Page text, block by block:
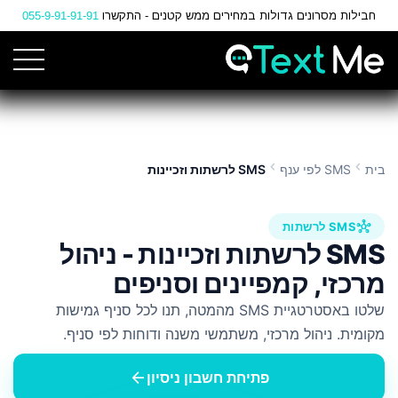
Skip
to
Content
חבילות מסרונים גדולות במחירים ממש קטנים - התקשרו 055-9-91-91-91
בית chevron_left SMS לפי ענף chevron_left SMS לרשתות וזכיינות
hubSMS לרשתות
SMS לרשתות וזכיינות - ניהול
מרכזי, קמפיינים וסניפים
שלטו באסטרטגיית SMS מהמטה, תנו לכל סניף גמישות
מקומית. ניהול מרכזי, משתמשי משנה ודוחות לפי סניף.
פתיחת חשבון ניסיון arrow_back